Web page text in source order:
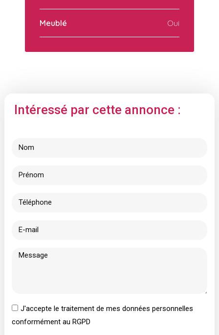
Meublé Oui
Intéressé par cette annonce :
J'accepte le traitement de mes données personnelles
conformément au RGPD